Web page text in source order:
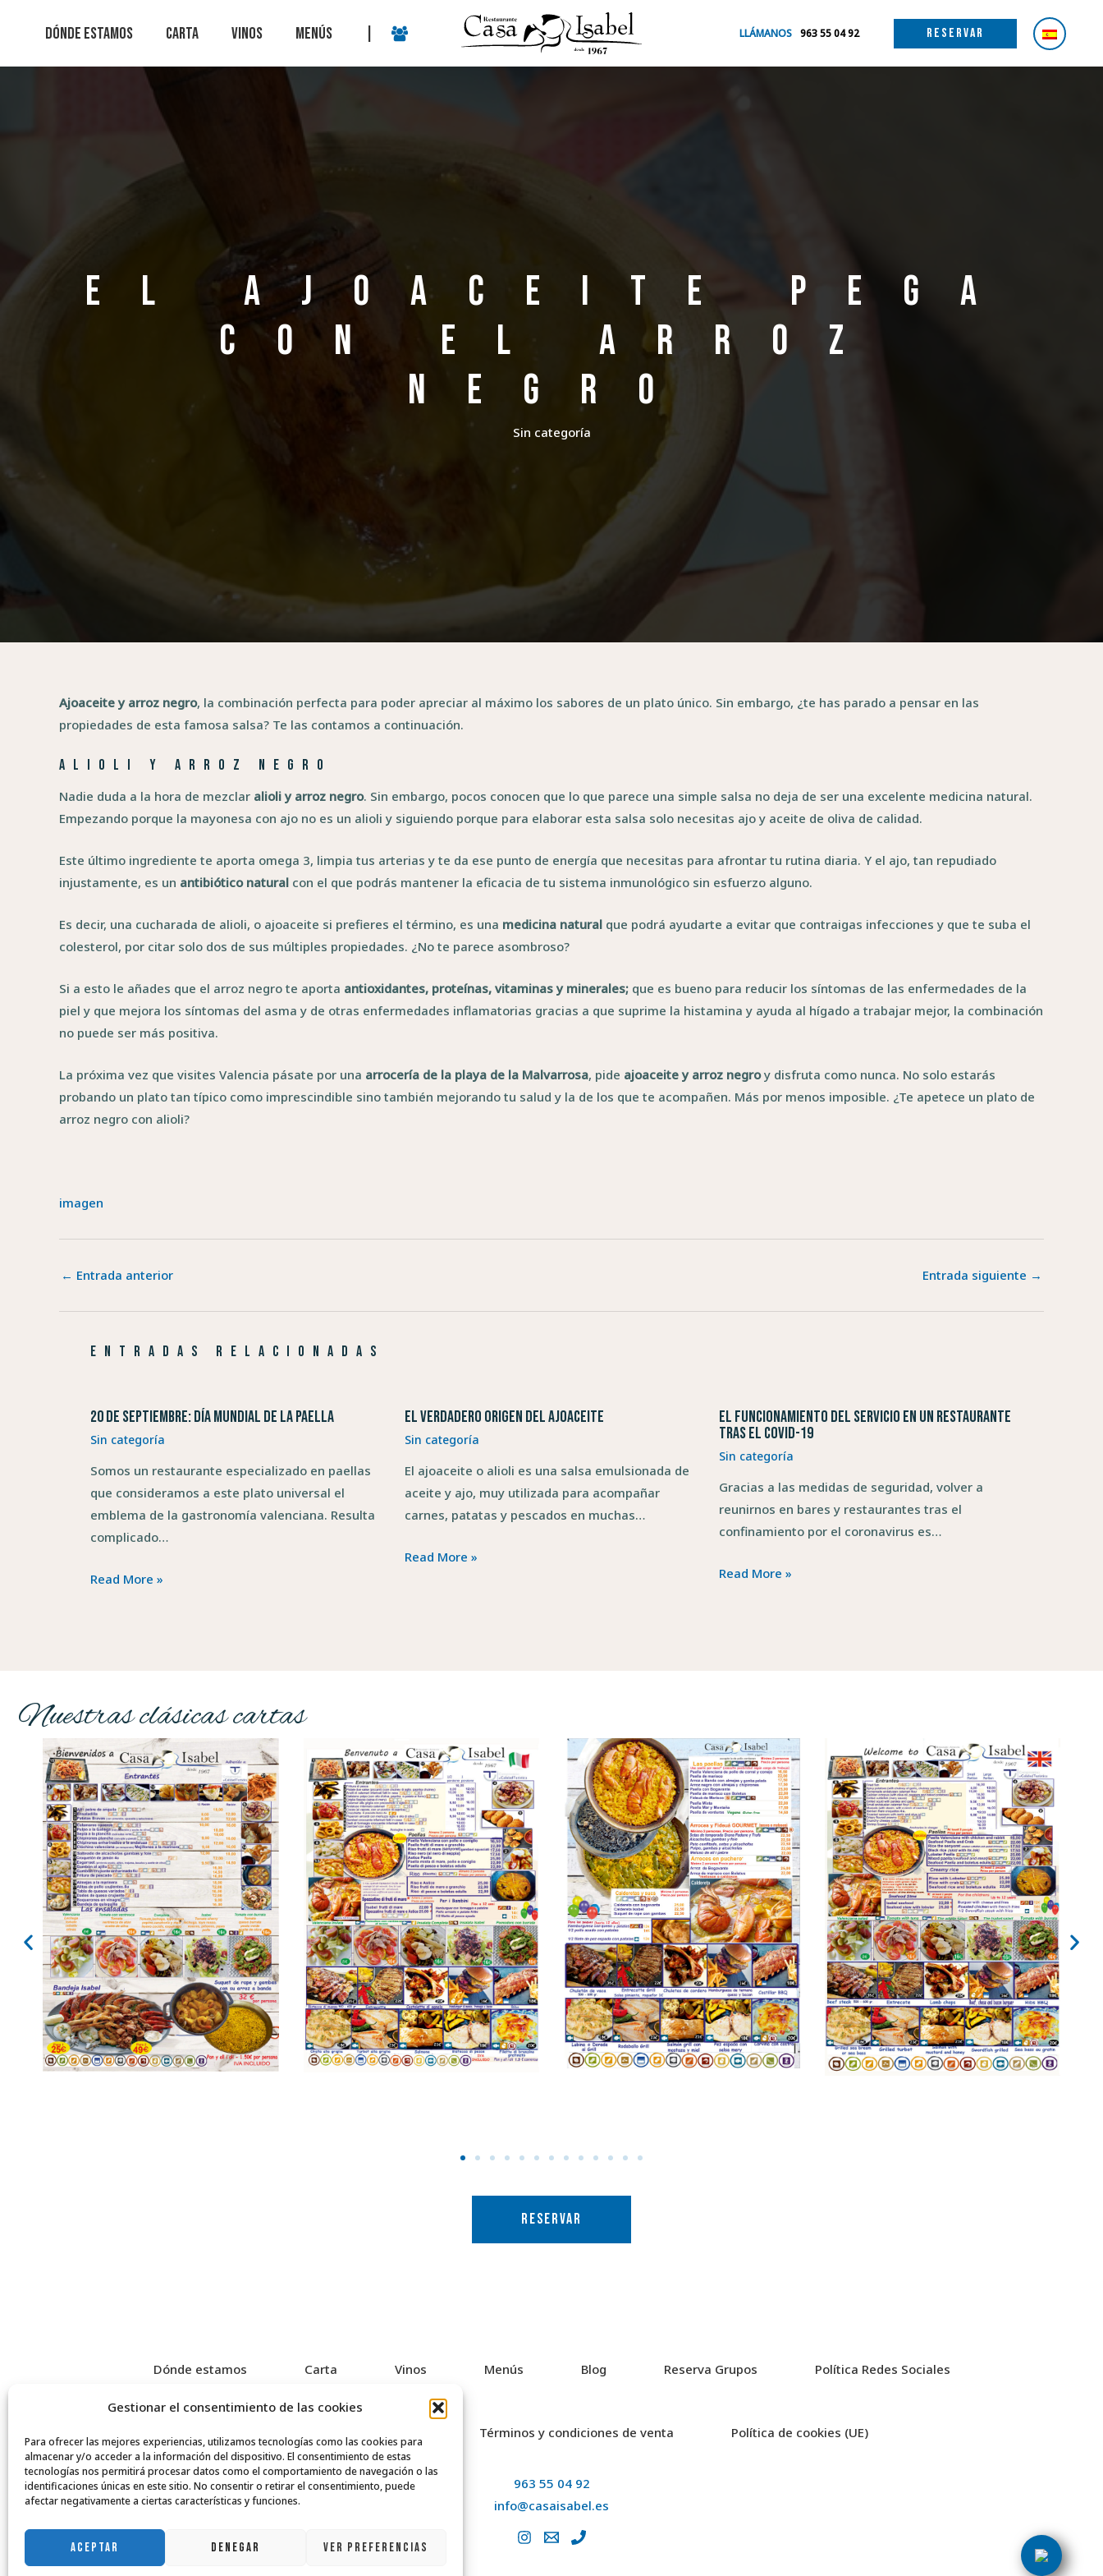
Gestionar el consentimiento de las cookies
Para ofrecer las mejores experiencias, utilizamos tecnologías como las cookies para
almacenar y/o acceder a la información del dispositivo. El consentimiento de estas
tecnologías nos permitirá procesar datos como el comportamiento de navegación o las
identificaciones únicas en este sitio. No consentir o retirar el consentimiento, puede
afectar negativamente a ciertas características y funciones.
ACEPTAR DENEGAR VER PREFERENCIAS
DÓNDE ESTAMOS CARTA VINOS MENÚS LLÁMANOS 963 55 04 92 RESERVAR
El ajoaceite pega
con el arroz
negro
Sin categoría
Ajoaceite y arroz negro, la combinación perfecta para poder apreciar al máximo los sabores de un plato único. Sin embargo, ¿te has parado a pensar en las
propiedades de esta famosa salsa? Te las contamos a continuación.
Alioli y arroz negro
Nadie duda a la hora de mezclar alioli y arroz negro. Sin embargo, pocos conocen que lo que parece una simple salsa no deja de ser una excelente medicina natural.
Empezando porque la mayonesa con ajo no es un alioli y siguiendo porque para elaborar esta salsa solo necesitas ajo y aceite de oliva de calidad.
Este último ingrediente te aporta omega 3, limpia tus arterias y te da ese punto de energía que necesitas para afrontar tu rutina diaria. Y el ajo, tan repudiado
injustamente, es un antibiótico natural con el que podrás mantener la eficacia de tu sistema inmunológico sin esfuerzo alguno.
Es decir, una cucharada de alioli, o ajoaceite si prefieres el término, es una medicina natural que podrá ayudarte a evitar que contraigas infecciones y que te suba el
colesterol, por citar solo dos de sus múltiples propiedades. ¿No te parece asombroso?
Si a esto le añades que el arroz negro te aporta antioxidantes, proteínas, vitaminas y minerales; que es bueno para reducir los síntomas de las enfermedades de la
piel y que mejora los síntomas del asma y de otras enfermedades inflamatorias gracias a que suprime la histamina y ayuda al hígado a trabajar mejor, la combinación
no puede ser más positiva.
La próxima vez que visites Valencia pásate por una arrocería de la playa de la Malvarrosa, pide ajoaceite y arroz negroy disfruta como nunca. No solo estarás
probando un plato tan típico como imprescindible sino también mejorando tu salud y la de los que te acompañen. Más por menos imposible. ¿Te apetece un plato de
arroz negro con alioli?
imagen
de
← Entrada anterior Entrada siguiente →
Entradas relacionadas
20 de septiembre: Día Mundial de la Paella
Sin categoría
Somos un restaurante especializado en paellas
que consideramos a este plato universal el
emblema de la gastronomía valenciana. Resulta
complicado…
Read More »
El verdadero origen del ajoaceite
Sin categoría
El ajoaceite o alioli es una salsa emulsionada de
aceite y ajo, muy utilizada para acompañar
carnes, patatas y pescados en muchas…
Read More »
El funcionamiento del servicio en un restaurante
tras el COVID-19
Sin categoría
Gracias a las medidas de seguridad, volver a
reunirnos en bares y restaurantes tras el
confinamiento por el coronavirus es…
Read More »
Nuestras clásicas cartas
RESERVAR
Dónde estamos Carta Vinos Menús Blog Reserva Grupos Política Redes Sociales
Términos y condiciones de venta Política de cookies (UE)
963 55 04 92
info@casaisabel.es